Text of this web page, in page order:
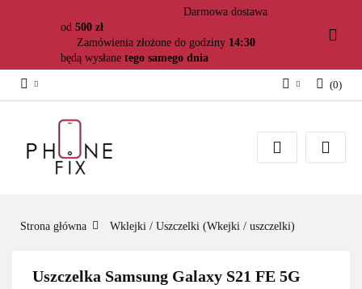
Darmowa dostawa
od 500 zł
Zamówienia złożone do godziny 14:30
będą wysłane tego samego dnia
Załóż konto
(0)
Strona główna Wklejki / Uszczelki (Wkejki / uszczelki)
Uszczelka Samsung Galaxy S21 FE 5G